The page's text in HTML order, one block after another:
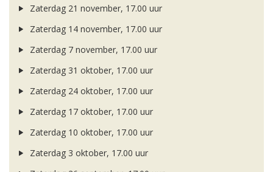
Zaterdag 21 november, 17.00 uur
Zaterdag 14 november, 17.00 uur
Zaterdag 7 november, 17.00 uur
Zaterdag 31 oktober, 17.00 uur
Zaterdag 24 oktober, 17.00 uur
Zaterdag 17 oktober, 17.00 uur
Zaterdag 10 oktober, 17.00 uur
Zaterdag 3 oktober, 17.00 uur